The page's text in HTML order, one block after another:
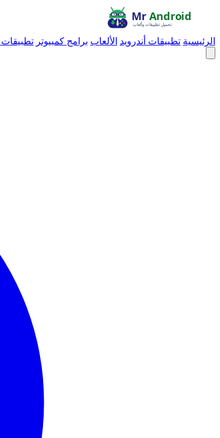
الرئيسية تطبيقات أندرويد الألعاب برامج كمبيوتر تطبيقات iOS